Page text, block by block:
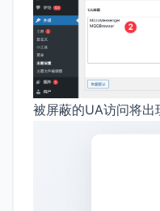
被屏蔽的UA访问将出